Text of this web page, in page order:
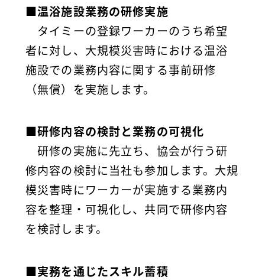
■温浴施設業務の研修実施
タイミーの登録ワーカーのうち希望
者に対し、大規模災害時における温浴
施設での業務内容に関する事前研修
（無償）を実施します。
■研修内容の検討と業務の可視化
研修の実施に先立ち、協会が行う研
修内容の検討に当社も参加します。大規
模災害時にワーカーが実施する業務内
容を整理・可視化し、共同で研修内容
を検討します。
■実務を通じたスキル蓄積